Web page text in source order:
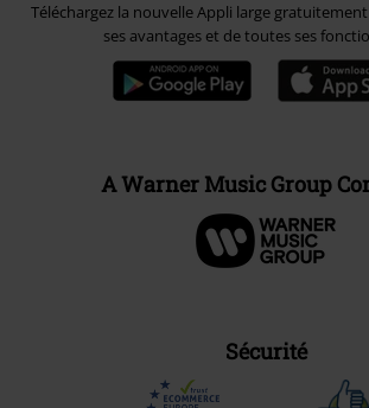
Téléchargez la nouvelle Appli large
ses avantages et de toutes ses
A Warner Music Group
Sécurité